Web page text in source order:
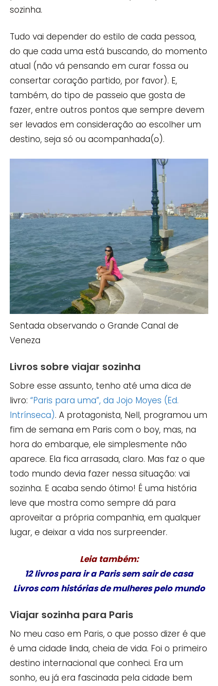
sozinha.
Tudo vai depender do estilo de cada pessoa,
do que cada uma está buscando, do momento
atual (não vá pensando em curar fossa ou
consertar coração partido, por favor). E,
também, do tipo de passeio que gosta de
fazer, entre outros pontos que sempre devem
ser levados em consideração ao escolher um
destino, seja só ou acompanhada(o).
Sentada observando o Grande Canal de
Veneza
Livros sobre viajar sozinha
Sobre esse assunto, tenho até uma dica de
livro: “Paris para uma”, da Jojo Moyes (Ed.
Intrínseca). A protagonista, Nell, programou um
fim de semana em Paris com o boy, mas, na
hora do embarque, ele simplesmente não
aparece. Ela fica arrasada, claro. Mas faz o que
todo mundo devia fazer nessa situação: vai
sozinha. E acaba sendo ótimo! É uma história
leve que mostra como sempre dá para
aproveitar a própria companhia, em qualquer
lugar, e deixar a vida nos surpreender.
Leia também:
12 livros para ir a Paris sem sair de casa
Livros com histórias de mulheres pelo mundo
Viajar sozinha para Paris
No meu caso em Paris, o que posso dizer é que
é uma cidade linda, cheia de vida. Foi o primeiro
destino internacional que conheci. Era um
sonho, eu já era fascinada pela cidade bem